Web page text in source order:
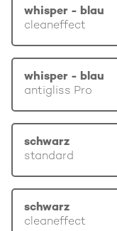
whisper - blau
cleaneffect
whisper - blau
antigliss Pro
schwarz
standard
schwarz
cleaneffect